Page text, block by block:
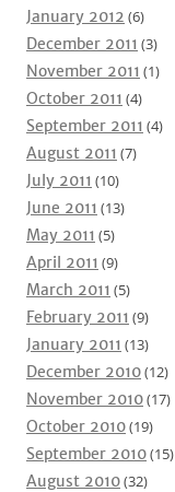
January 2012 (6)
December 2011 (3)
November 2011 (1)
October 2011 (4)
September 2011 (4)
August 2011 (7)
July 2011 (10)
June 2011 (13)
May 2011 (5)
April 2011 (9)
March 2011 (5)
February 2011 (9)
January 2011 (13)
December 2010(12)
November 2010(17)
October 2010(19)
September 2010(15)
August 2010(32)